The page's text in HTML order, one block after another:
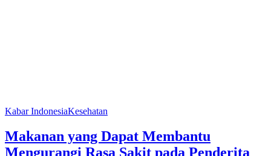
Kabar IndonesiaKesehatan
Makanan yang Dapat Membantu
Mengurangi Rasa Sakit pada Penderita